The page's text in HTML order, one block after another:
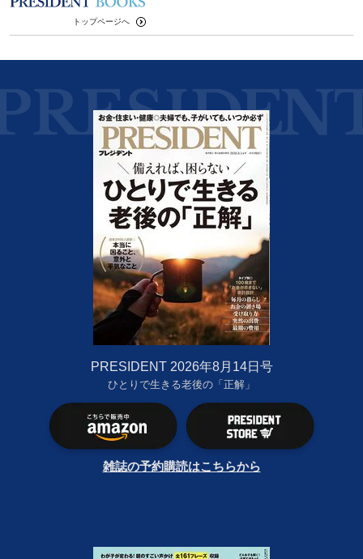
トップページへ
PRESIDENT 2026年8月14日号
ひとりで生きる老後の「正解」
雑誌の予約購読はこちらから